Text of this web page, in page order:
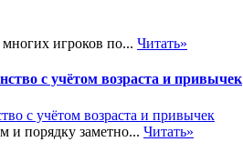
игроков по... Читать»
с учётом возраста и привычек
и порядку заметно... Читать»